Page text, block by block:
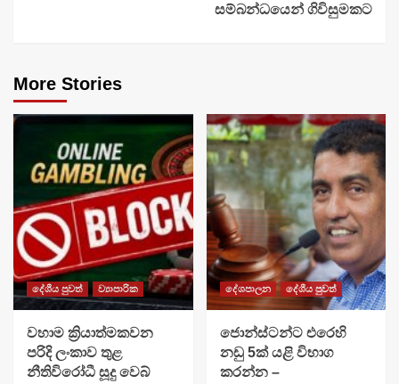
සම්බන්ධයෙන් ගිවිසුමකට
More Stories
දේශීය පුවත් ව්‍යාපාරික
වහාම ක්‍රියාත්මකවන
පරිදි ලංකාව තුළ
නීතිවිරෝධී සූදු වෙබ්
දේශපාලන දේශීය පුවත්
ජොන්ස්ටන්ට එරෙහි
නඩු 5ක් යළි විභාග
කරන්න –